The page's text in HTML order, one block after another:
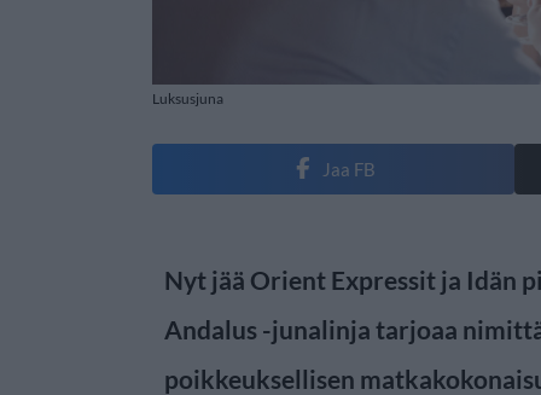
Luksusjuna
Jaa FB
Nyt jää Orient Expressit ja Idän
Andalus -junalinja tarjoaa
poikkeuksellisen